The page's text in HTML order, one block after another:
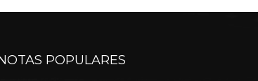
POPULARES